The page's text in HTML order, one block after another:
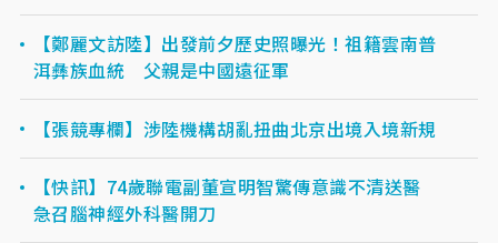
【鄭麗文訪陸】出發前夕歷史照曝光！祖籍雲南普
洱彝族血統 父親是中國遠征軍
【張競專欄】涉陸機構胡亂扭曲北京出境入境新規
【快訊】74歲聯電副董宣明智驚傳意識不清送醫
急召腦神經外科醫開刀